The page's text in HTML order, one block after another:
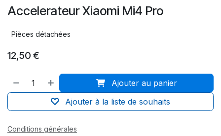
Accelerateur Xiaomi Mi4 Pro
Pièces détachées
12,50 €
Ajouter au panier
Ajouter à la liste de souhaits
Conditions générales